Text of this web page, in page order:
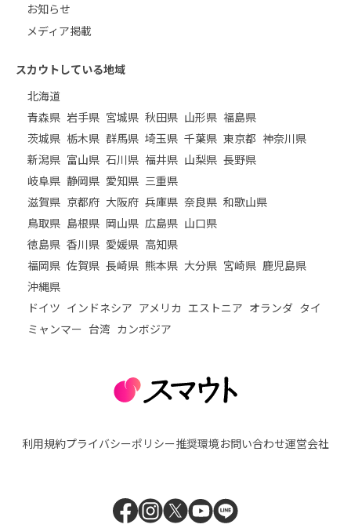
お知らせ
メディア掲載
スカウトしている地域
北海道
青森県 岩手県 宮城県 秋田県 山形県 福島県
茨城県 栃木県 群馬県 埼玉県 千葉県 東京都 神奈川県
新潟県 富山県 石川県 福井県 山梨県 長野県
岐阜県 静岡県 愛知県 三重県
滋賀県 京都府 大阪府 兵庫県 奈良県 和歌山県
鳥取県 島根県 岡山県 広島県 山口県
徳島県 香川県 愛媛県 高知県
福岡県 佐賀県 長崎県 熊本県 大分県 宮崎県 鹿児島県
沖縄県
ドイツ インドネシア アメリカ エストニア オランダ タイ
ミャンマー 台湾 カンボジア
利用規約プライバシーポリシー推奨環境お問い合わせ運営会社